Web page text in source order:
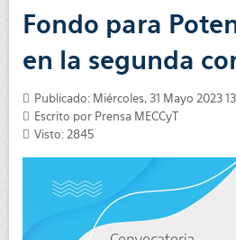
Fondo para
en la segunda
Publicado: Miércoles, 31 Mayo 2023
Escrito por Prensa MECCyT
Visto: 2845